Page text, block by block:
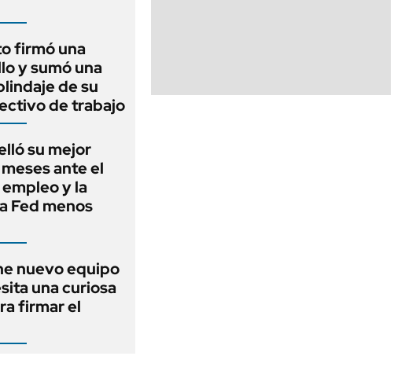
firmó una
y sumó una
de su
de trabajo
su mejor
ante el
y la
Fed menos
nuevo equipo
una curiosa
firmar el